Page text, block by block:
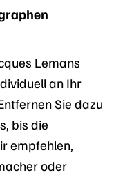
Lemans
an Ihr
Sie dazu
bis die
empfehlen,
oder